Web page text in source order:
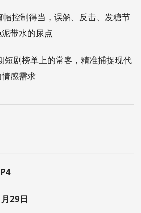
幅控制得当，误解、反击、发糖节
带水的尿点
短剧榜单上的常客，精准捕捉现代
感需求
29日